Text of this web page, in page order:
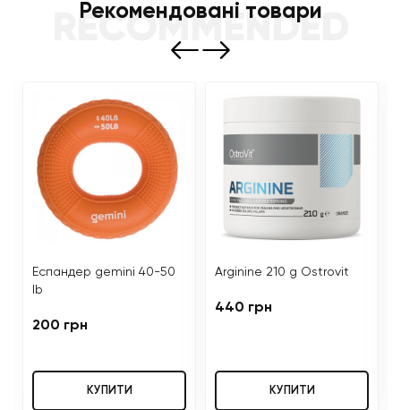
RECOMMENDED
Рекомендовані товари
Еспандер gemini 40-50
lb
200 грн
КУПИТИ
Arginine 210 g Ostrovit
440 грн
КУПИТИ